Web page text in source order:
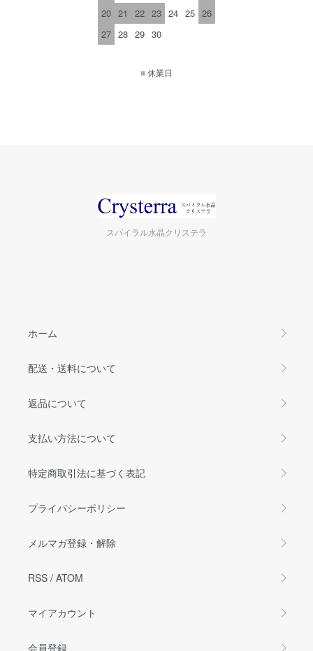
20 21 22 23 24 25 26
27 28 29 30
■休業日
スパイラル水晶クリステラ
ホーム
配送・送料について
返品について
支払い方法について
特定商取引法に基づく表記
プライバシーポリシー
メルマガ登録・解除
RSS / ATOM
マイアカウント
会員登録